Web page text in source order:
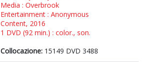
Media : Overbrook
Entertainment : Anonymous
Content, 2016
1 DVD (92 min.) : color., son.
Collocazione: 15149 DVD 3488